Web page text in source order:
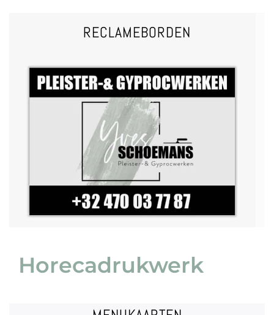
RECLAMEBORDEN
RECLAMEBORDEN
Dibond | Forex | Geborsteld aluminium | Kanaalplaat | Karton |
Lichtbakplaat | Polyprop | Polystyreen | Plexiglas | Re-board |
HPL / Trespa | Whiteboard | ...
VRAAG EEN OFFERTE
Horecadrukwerk